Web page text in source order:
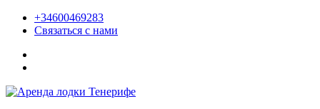
+34600469283
Связаться с нами